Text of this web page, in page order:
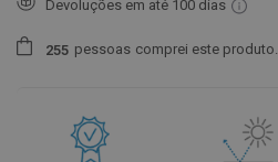
Devoluções em até 100 dias
255 pessoas comprei este produto.